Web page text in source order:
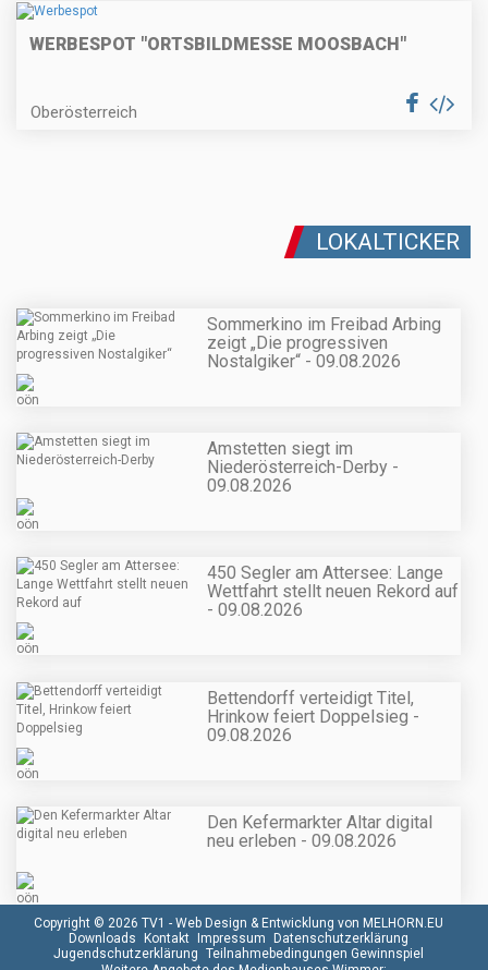
WERBESPOT "ORTSBILDMESSE MOOSBACH"
Oberösterreich
LOKALTICKER
Sommerkino im Freibad Arbing
zeigt „Die progressiven
Nostalgiker“ - 09.08.2026
Amstetten siegt im
Niederösterreich-Derby -
09.08.2026
450 Segler am Attersee: Lange
Wettfahrt stellt neuen Rekord auf
- 09.08.2026
Bettendorff verteidigt Titel,
Hrinkow feiert Doppelsieg -
09.08.2026
Den Kefermarkter Altar digital
neu erleben - 09.08.2026
Copyright © 2026 TV1 - Web Design & Entwicklung von MELHORN.EU
Downloads
Kontakt Impressum
Datenschutzerklärung
Jugendschutzerklärung Teilnahmebedingungen Gewinnspiel